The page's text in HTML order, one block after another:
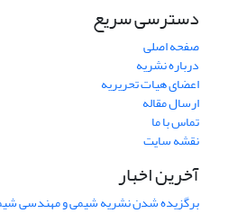
دسترسی سریع
صفحه اصلی
درباره نشریه
اعضای هیات تحریریه
ارسال مقاله
تماس با ما
نقشه سایت
آخرین اخبار
برگزیده شدن نشریه شیمی و مهندسی